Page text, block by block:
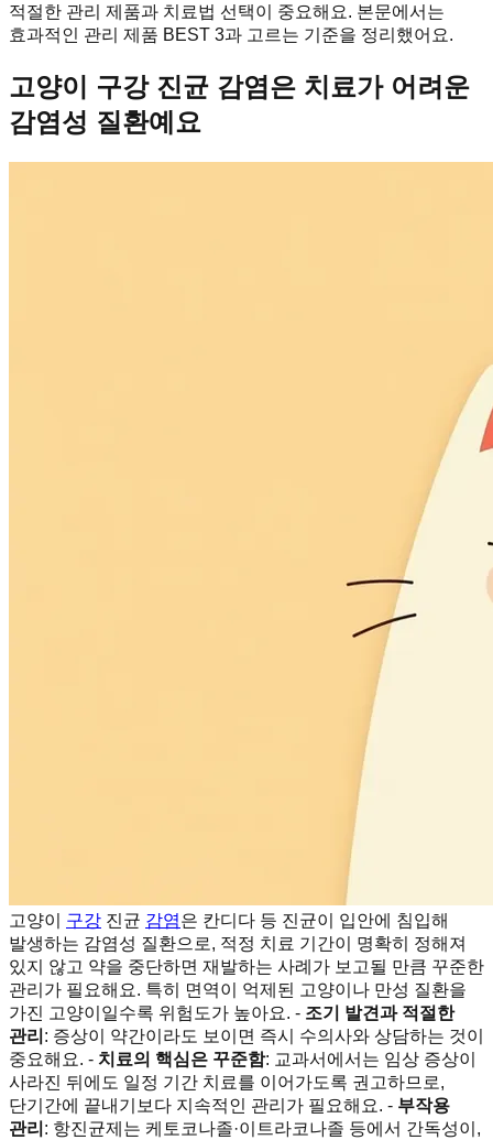
적절한 관리 제품과 치료법 선택이 중요해요. 본문에서는
효과적인 관리 제품 BEST 3과 고르는 기준을 정리했어요.
고양이 구강 진균 감염은 치료가 어려운
감염성 질환예요
고양이 구강 진균 감염은 칸디다 등 진균이 입안에 침입해
발생하는 감염성 질환으로, 적정 치료 기간이 명확히 정해져
있지 않고 약을 중단하면 재발하는 사례가 보고될 만큼 꾸준한
관리가 필요해요. 특히 면역이 억제된 고양이나 만성 질환을
가진 고양이일수록 위험도가 높아요. - 조기 발견과 적절한
관리 : 증상이 약간이라도 보이면 즉시 수의사와 상담하는 것이
중요해요. - 치료의 핵심은 꾸준함: 교과서에서는 임상 증상이
사라진 뒤에도 일정 기간 치료를 이어가도록 권고하므로,
단기간에 끝내기보다 지속적인 관리가 필요해요. - 부작용
관리 : 항진균제는 케토코나졸·이트라코나졸 등에서 간독성이,